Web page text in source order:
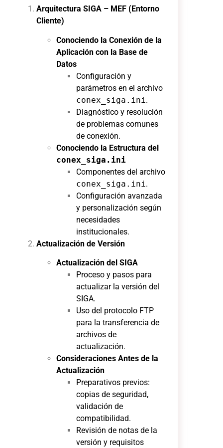
Arquitectura SIGA – MEF (Entorno
Cliente)
Conociendo la Conexión de la
Aplicación con la Base de
Datos
Configuración y
parámetros en el archivo
conex_siga.ini.
Diagnóstico y resolución
de problemas comunes
de conexión.
Conociendo la Estructura del
conex_siga.ini
Componentes del archivo
conex_siga.ini.
Configuración avanzada
y personalización según
necesidades
institucionales.
Actualización de Versión
Actualización del SIGA
Proceso y pasos para
actualizar la versión del
SIGA.
Uso del protocolo FTP
para la transferencia de
archivos de
actualización.
Consideraciones Antes de la
Actualización
Preparativos previos:
copias de seguridad,
validación de
compatibilidad.
Revisión de notas de la
versión y requisitos